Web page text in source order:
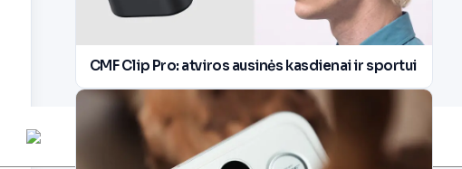
CMF Clip Pro: atviros ausinės kasdienai ir sportui